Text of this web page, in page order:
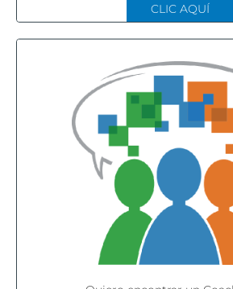
CLIC AQUÍ